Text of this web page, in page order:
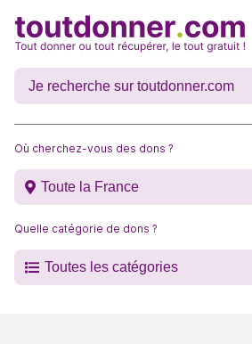
Où cherchez-vous des dons ?
Toute la France
Quelle catégorie de dons ?
Toutes les catégories